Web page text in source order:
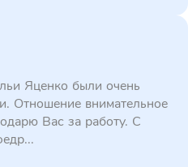
Яценко были очень
Отношение внимательное
Вас за работу. С